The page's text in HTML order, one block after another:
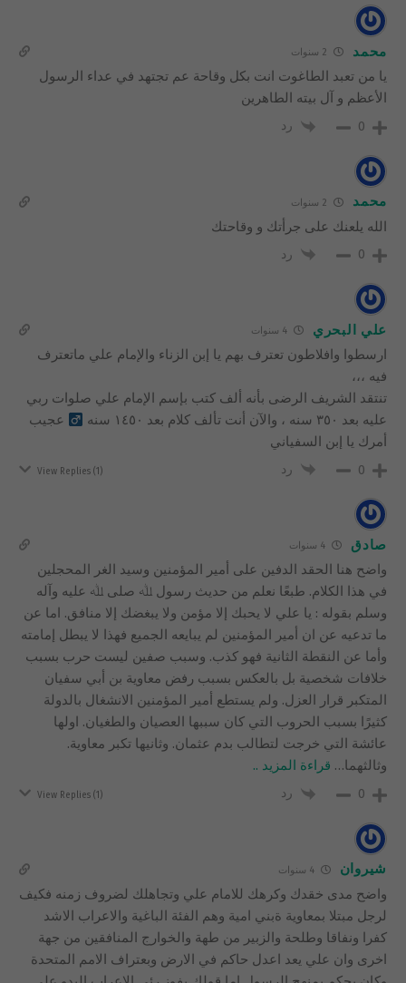
محمد
يا من تعبد الطاغوت انت بكل وقاحة عم تجتهد في عداء الرسول
الأعظم و آل بيته الطاهرين
0 رد
محمد
الله يلعنك على جرأتك و وقاحتك
0 رد
علي البحري
ارسطوا وافلاطون تعترف بهم يا إبن الزناء والإمام علي ماتعترف
فيه ،،،
تنتقد الشريف الرضى بأنه ألف كتب بإسم الإمام علي صلوات ربي
عليه بعد ٣٥٠ سنه ، والآن أنت تألف كلام بعد ١٤٥٠ سنه ‍
عجيب
أمرك يا إبن السفياني
0 رد View Replies (1)
صادق
واضح هنا الحقد الدفين على أمير المؤمنين وسيد الغر المحجلين
في هذا الكلام. طبعًا نعلم من حديث رسول ﷲ صلى ﷲ عليه وآله
وسلم بقوله : يا علي لا يحبك إلا مؤمن ولا يبغضك إلا منافق. اما عن
ما تدعيه عن ان أمير المؤمنين لم يبايعه الجميع فهذا لا يبطل إمامته
وأما عن النقطة الثانية فهو كذب. وسبب صفين ليست حرب بسبب
خلافات شخصية بل بالعكس بسبب رفض معاوية بن أبي سفيان
المتكبر قرار العزل. ولم يستطع أمير المؤمنين الانشغال بالدولة
كثيرًا بسبب الحروب التي كان سببها العصيان والطغيان. اولها
عائشة التي خرجت لتطالب بدم عثمان. وثانيها تكبر معاوية.
وثالثهما… قراءة المزيد ..
0 رد View Replies (1)
شيروان 4 سنوات
واضح مدى خقدك وكرهك للامام علي وتجاهلك لضروف زمنه فكيف
لرجل مبتلا بمعاوية ةبني امية وهم الفئة الباغية والاعراب الاشد
كفرا ونفاقا وطلحة والزبير من طهة والخوارج المنافقين من جهة
اخرى وان علي يعد اعدل حاكم في الارض وبعتراف الامم المتحدة